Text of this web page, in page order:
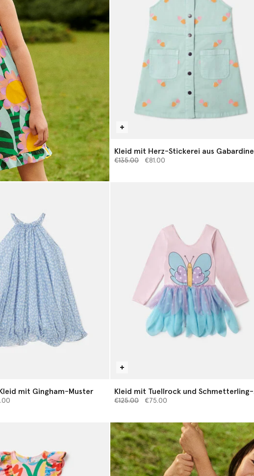
Kleid mit Herz-Stickerei aus Gabardine
Preis reduziert von
€135.00bis€81.00
mit Gingham-Muster
Kleid mit Tuellrock und Schmetterling-
Print
Preis reduziert von
€125.00bis€75.00